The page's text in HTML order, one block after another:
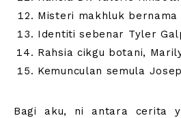
Misteri makhluk bernama
Identiti sebenar Tyler
Rahsia cikgu botani,
Kemunculan semula
Bagi aku, ni antara cerita